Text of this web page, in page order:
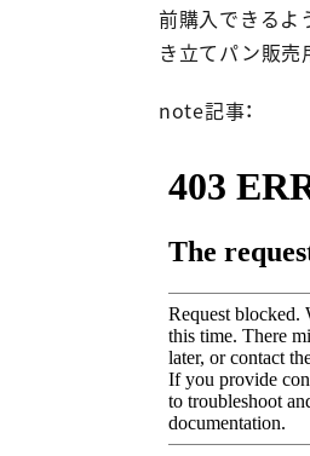
前購入できるよ
き立てパン販売
note記事：
資料ダウンロ